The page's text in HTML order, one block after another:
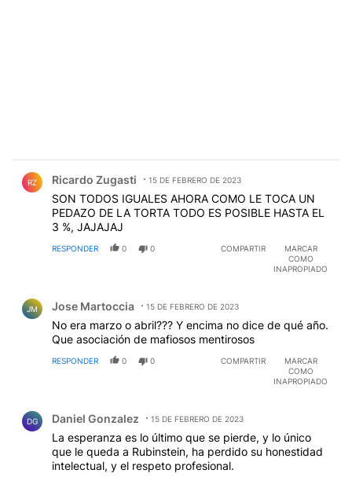
RZ Ricardo Zugasti 15 DE FEBRERO DE 2023
SON TODOS IGUALES AHORA COMO LE TOCA UN
PEDAZO DE LA TORTA TODO ES POSIBLE HASTA EL
3 %, JAJAJAJ
RESPONDER 0 0 COMPARTIR
MARCAR
COMO
INAPROPIADO
JM Jose Martoccia 15 DE FEBRERO DE 2023
No era marzo o abril??? Y encima no dice de qué año.
Que asociación de mafiosos mentirosos
RESPONDER 0 0 COMPARTIR
MARCAR
COMO
INAPROPIADO
DG Daniel Gonzalez 15 DE FEBRERO DE 2023
La esperanza es lo último que se pierde, y lo único
que le queda a Rubinstein, ha perdido su honestidad
intelectual, y el respeto profesional.